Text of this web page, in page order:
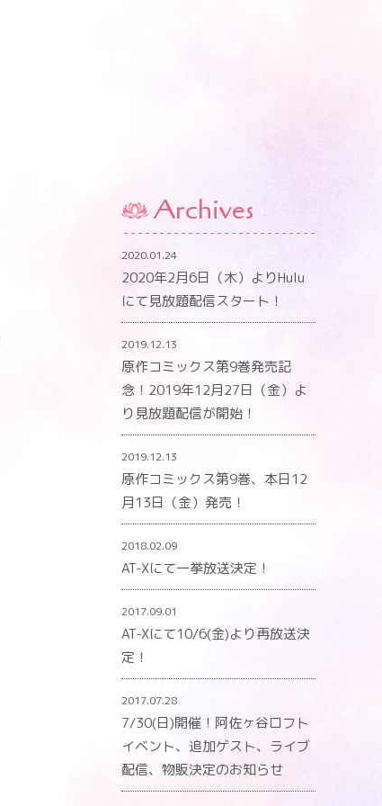
Archives
2020.01.24
2020年2月6日（木）よりHulu
にて見放題配信スタート！
2019.12.13
原作コミックス第9巻発売記
念！2019年12月27日（金）よ
り見放題配信が開始！
2019.12.13
原作コミックス第9巻、本日12
月13日（金）発売！
2018.02.09
AT-Xにて一挙放送決定！
2017.09.01
AT-Xにて10/6(金)より再放送決
定！
2017.07.28
7/30(日)開催！阿佐ヶ谷ロフト
イベント、追加ゲスト、ライブ
配信、物販決定のお知らせ